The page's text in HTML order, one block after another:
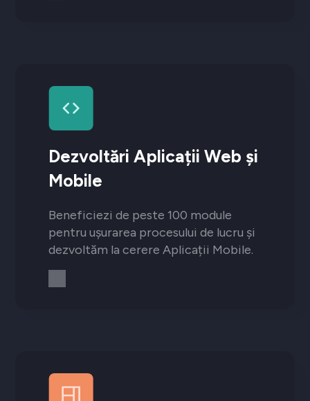
Dezvoltări Aplicații Web și
Mobile
Beneficiezi de peste 100 module
pentru ușurarea procesului de lucru și
dezvoltăm la cerere Aplicații Mobile.